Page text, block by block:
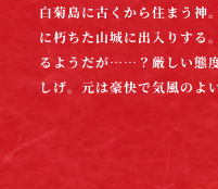
白菊島に古くから住まう神
に朽ちた山城に出入りする
るようだが……？厳しい態
しげ。元は豪快で気風のよ